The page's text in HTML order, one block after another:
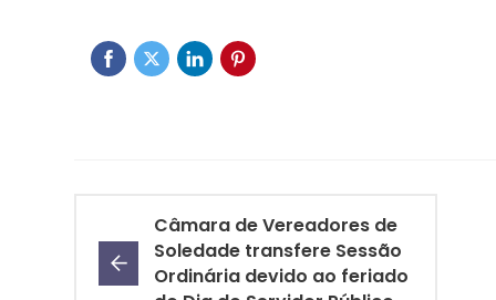
Câmara de Vereadores de
Soledade transfere Sessão
Ordinária devido ao feriado